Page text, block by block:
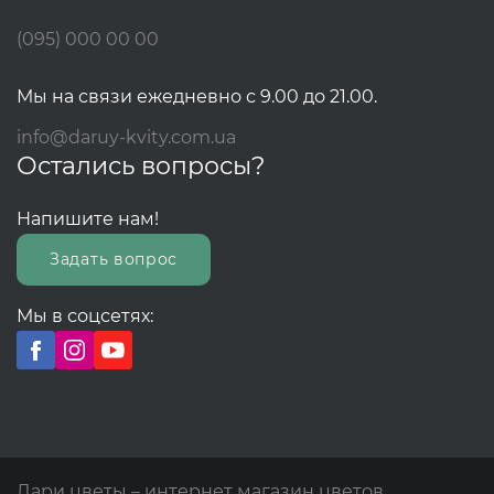
(095) 000 00 00
Мы на связи ежедневно с 9.00 до 21.00.
info@daruy-kvity.com.ua
Остались вопросы?
Напишите нам!
Задать вопрос
Мы в соцсетях: